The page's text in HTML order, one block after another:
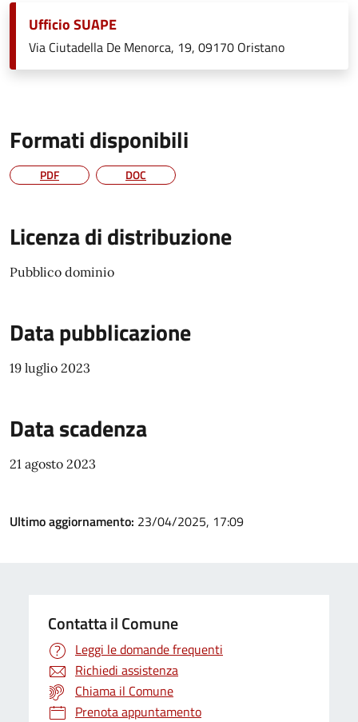
Ufficio SUAPE
Via Ciutadella De Menorca, 19, 09170 Oristano
Formati disponibili
PDF DOC
Licenza di distribuzione
Pubblico dominio
Data pubblicazione
19 luglio 2023
Data scadenza
21 agosto 2023
Ultimo aggiornamento: 23/04/2025, 17:09
Contatta il Comune
Leggi le domande frequenti
Richiedi assistenza
Chiama il Comune
Prenota appuntamento